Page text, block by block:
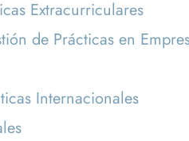
Extracurriculares
de Prácticas en
Internacionales